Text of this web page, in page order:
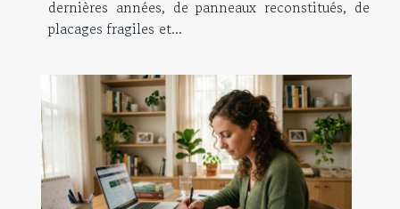
dernières années, de panneaux reconstitués, de
placages fragiles et...